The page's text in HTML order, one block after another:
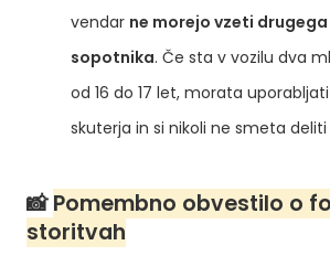
vendar ne morejo vzeti
sopotnika. Če sta v vozilu dva
od 16 do 17 let, morata
skuterja in si nikoli ne smeta
📸Pomembno obvestilo o
storitvah